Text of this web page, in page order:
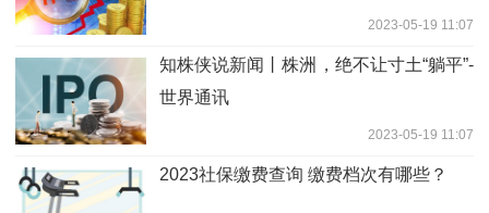
2023-05-19 11:07
知株侠说新闻丨株洲，绝不让寸土“躺平”-
世界通讯
2023-05-19 11:07
2023社保缴费查询 缴费档次有哪些？